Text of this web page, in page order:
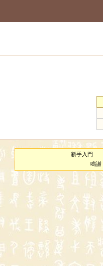
新手入門
鳴謝